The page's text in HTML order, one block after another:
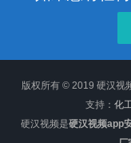
版权所有 © 2019 硬汉视
支持： 化
硬汉视频是硬汉视频app